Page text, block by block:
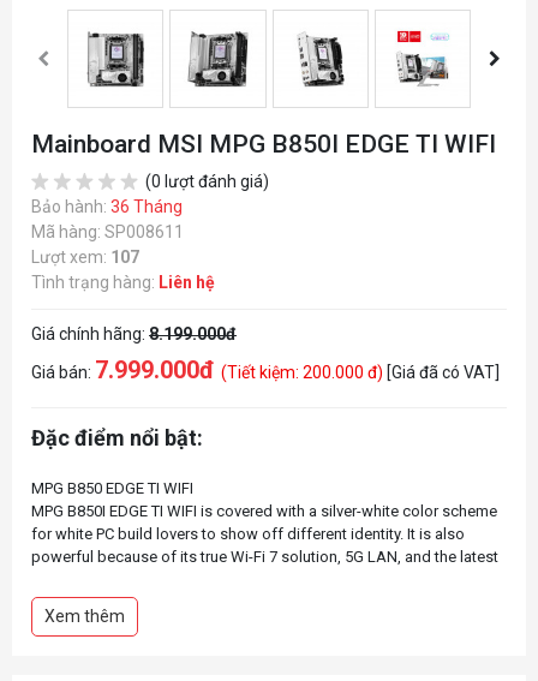
Mainboard MSI MPG B850I EDGE TI WIFI
(0 lượt đánh giá)
Bảo hành: 36 Tháng
Mã hàng: SP008611
Lượt xem: 107
Tình trạng hàng: Liên hệ
Giá chính hãng: 8.199.000đ
Giá bán: 7.999.000đ (Tiết kiệm: 200.000 đ) [Giá đã có VAT]
Đặc điểm nổi bật:
MPG B850 EDGE TI WIFI
MPG B850I EDGE TI WIFI is covered with a silver-white color scheme
for white PC build lovers to show off different identity. It is also
powerful because of its true Wi-Fi 7 solution, 5G LAN, and the latest
white theme B850 ITX motherboard for AMD Ryzen™ 9000 series
Xem thêm